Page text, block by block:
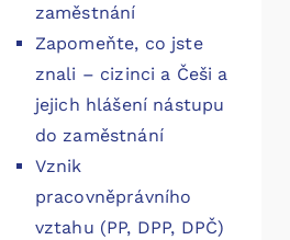
zaměstnání
Zapomeňte, co jste
znali – cizinci a Češi a
jejich hlášení nástupu
do zaměstnání
Vznik
pracovněprávního
vztahu (PP, DPP, DPČ)